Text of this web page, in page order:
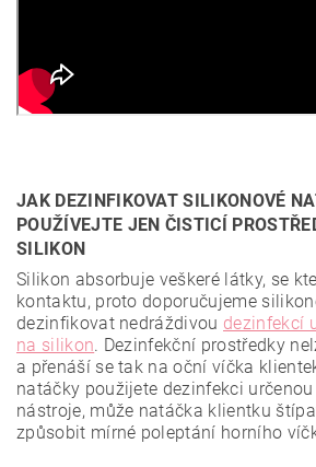
JAK DEZINFIKOVAT SILIKONOVÉ
POUŽÍVEJTE JEN ČISTICÍ
SILIKON
Silikon absorbuje veškeré látky, se
kontaktu, proto doporučujeme
dezinfikovat nedráždivou dezinfekcí
na silikon. Dezinfekční prostředky
a přenáší se tak na oční víčka
natáčky použijete dezinfekci
nástroje, může natáčka klientku
způsobit mírné poleptání horního